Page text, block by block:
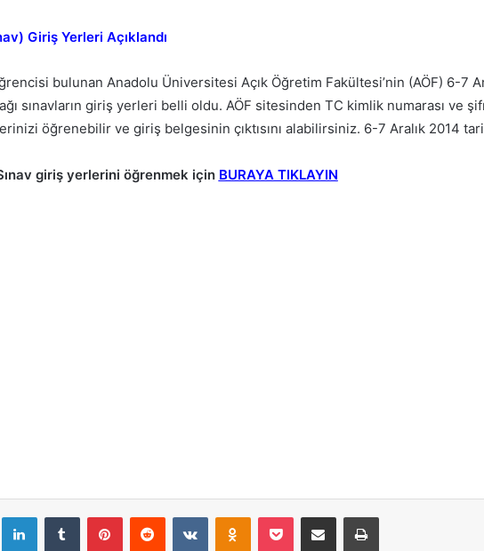
Giriş Yerleri Açıklandı
bulunan Anadolu Üniversitesi Açık Öğretim Fakültesi’nin (AÖF) 6-7
sınavların giriş yerleri belli oldu. AÖF sitesinden TC kimlik numarası ve
öğrenebilir ve giriş belgesinin çıktısını alabilirsiniz. 6-7 Aralık 2014
giriş yerlerini öğrenmek için BURAYA TIKLAYIN
LinkedIn Tumblr Pinterest Reddit VKontakte Odnoklassniki Pocket E-Posta ile paylaş Yazdır